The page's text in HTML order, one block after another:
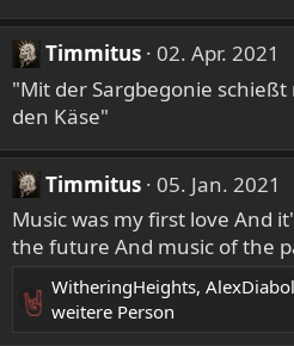
Timmitus 02. Apr. 2021
"Mit der Sargbegonie
den Käse"
Timmitus 05. Jan. 2021
Music was my first love And
the future And music of the
R
WitheringHeights,
weitere Person